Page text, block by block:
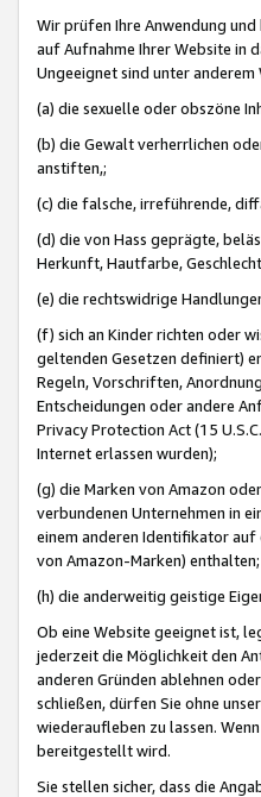
Wir prüfen Ihre Anwendung
auf Aufnahme Ihrer Website in
Ungeeignet sind unter anderem
(a) die sexuelle oder obszöne
(b) die Gewalt verherrlichen
anstiften,;
(c) die falsche, irreführende,
(d) die von Hass geprägte,
Herkunft, Hautfarbe,
(e) die rechtswidrige
(f) sich an Kinder richten oder
geltenden Gesetzen definiert)
Regeln, Vorschriften,
Entscheidungen oder andere
Privacy Protection Act (15
Internet erlassen wurden);
(g) die Marken von Amazon
verbundenen Unternehmen in
einem anderen Identifikator auf
von Amazon-Marken)
(h) die anderweitig geistige
Ob eine Website geeignet ist,
jederzeit die Möglichkeit den
anderen Gründen ablehnen
schließen, dürfen Sie ohne
wiederaufleben zu lassen.
bereitgestellt wird.
Sie stellen sicher, dass die